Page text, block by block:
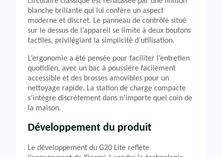
blanche brillante qui lui confère un aspect
moderne et discret. Le panneau de contrôle situé
sur le dessus de l’appareil se limite à deux boutons
tactiles, privilégiant la simplicité d’utilisation.
L’ergonomie a été pensée pour faciliter l’entretien
quotidien, avec un bac à poussière facilement
accessible et des brosses amovibles pour un
nettoyage rapide. La station de charge compacte
s’intègre discrètement dans n’importe quel coin de
la maison.
Développement du produit
Le développement du G20 Lite reflète